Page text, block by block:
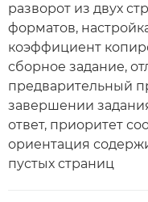
разворот из двух
форматов,
коэффициент
сборное задание,
предварительный
завершении
ответ, приоритет
ориентация
пустых страниц